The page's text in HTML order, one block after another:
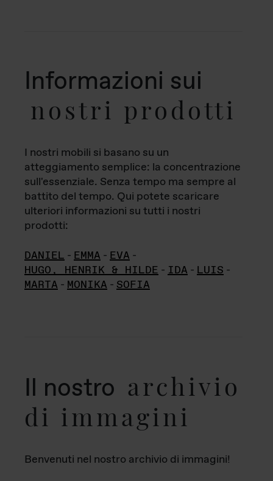
Informazioni sui
nostri prodotti
I nostri mobili si basano su un
atteggiamento semplice: la concentrazione
sull'essenziale. Senza tempo ma sempre al
battito del tempo. Qui potete scaricare
ulteriori informazioni su tutti i nostri
prodotti:
DANIEL - EMMA - EVA -
HUGO, HENRIK & HILDE - IDA - LUIS -
MARTA - MONIKA - SOFIA
Il nostro archivio
di immagini
Benvenuti nel nostro archivio di immagini!